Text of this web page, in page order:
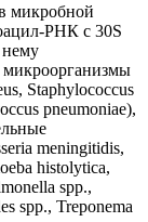
микробной
РНК с 30S
микроорганизмы
Staphylococcus
pneumoniae),
meningitidis,
histolytica,
spp.,
spp., Treponema